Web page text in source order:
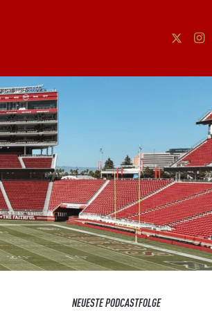
NEUESTE PODCASTFOLGE